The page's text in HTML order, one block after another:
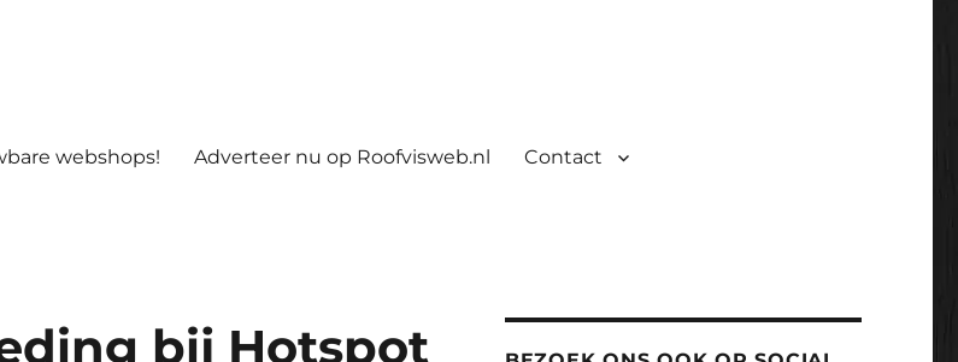
webshops! Adverteer nu op Roofvisweb.nl Contact
bij Hotspot